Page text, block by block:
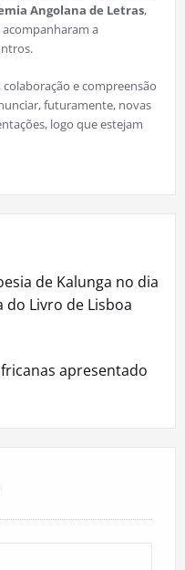
Angolana de Letras,
acompanharam a
e compreensão
futuramente, novas
logo que estejam
de Kalunga no dia
do Livro de Lisboa
apresentado